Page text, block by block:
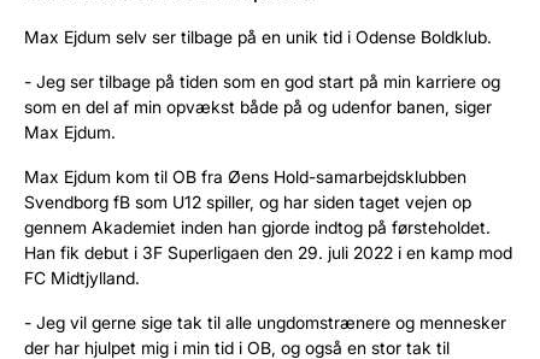
Max Ejdum selv ser tilbage på en unik tid i Odense Boldklub.
- Jeg ser tilbage på tiden som en god start på min karriere og
som en del af min opvækst både på og udenfor banen, siger
Max Ejdum.
Max Ejdum kom til OB fra Øens Hold-samarbejdsklubben
Svendborg fB som U12 spiller, og har siden taget vejen op
gennem Akademiet inden han gjorde indtog på førsteholdet.
Han fik debut i 3F Superligaen den 29. juli 2022 i en kamp mod
FC Midtjylland.
- Jeg vil gerne sige tak til alle ungdomstrænere og mennesker
der har hjulpet mig i min tid i OB, og også en stor tak til